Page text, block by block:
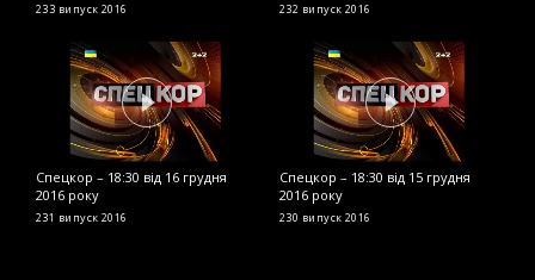
233 випуск 2016 232 випуск 2016
Спецкор – 18:30 від 16 грудня
2016 року
231 випуск 2016
Спецкор – 18:30 від 15 грудня
2016 року
230 випуск 2016